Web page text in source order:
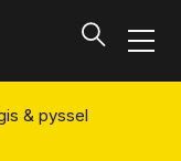
& pyssel